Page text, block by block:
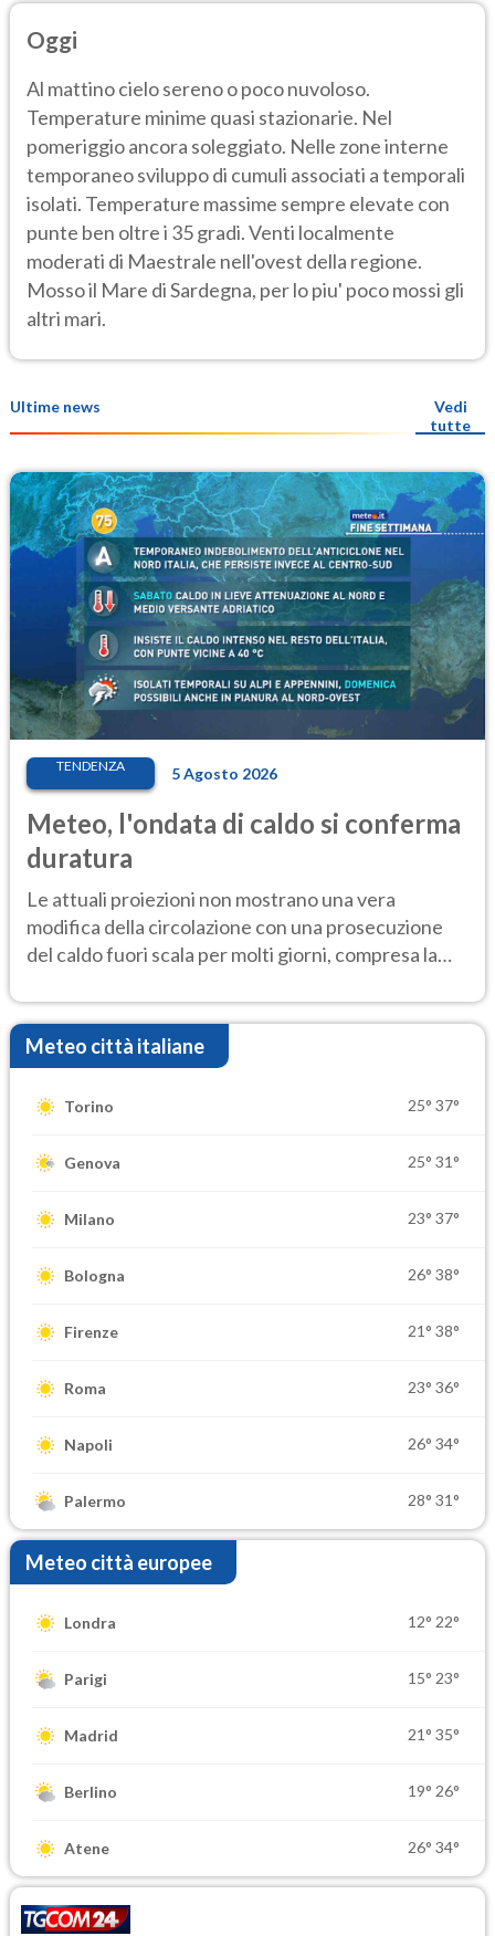
Oggi
Al mattino cielo sereno o poco nuvoloso.
Temperature minime quasi stazionarie. Nel
pomeriggio ancora soleggiato. Nelle zone interne
temporaneo sviluppo di cumuli associati a temporali
isolati. Temperature massime sempre elevate con
punte ben oltre i 35 gradi. Venti localmente
moderati di Maestrale nell'ovest della regione.
Mosso il Mare di Sardegna, per lo piu' poco mossi gli
altri mari.
Ultime news
Vedi
tutte
TENDENZA 5 Agosto 2026
Meteo, l'ondata di caldo si conferma
duratura
Le attuali proiezioni non mostrano una vera
modifica della circolazione con una prosecuzione
del caldo fuori scala per molti giorni, compresa la
Meteo città italiane
Torino 25° 37°
Genova 25° 31°
Milano 23° 37°
Bologna 26° 38°
Firenze 21° 38°
Roma 23° 36°
Napoli 26° 34°
Palermo 28° 31°
Meteo città europee
Londra 12° 22°
Parigi 15° 23°
Madrid 21° 35°
Berlino 19° 26°
Atene 26° 34°